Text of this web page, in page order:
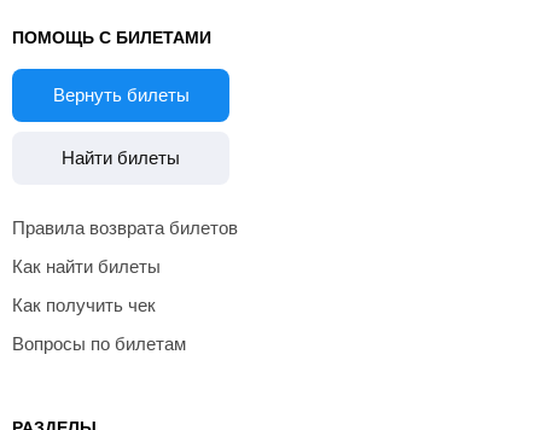
ПОМОЩЬ С БИЛЕТАМИ
Вернуть билеты
Найти билеты
Правила возврата билетов
Как найти билеты
Как получить чек
Вопросы по билетам